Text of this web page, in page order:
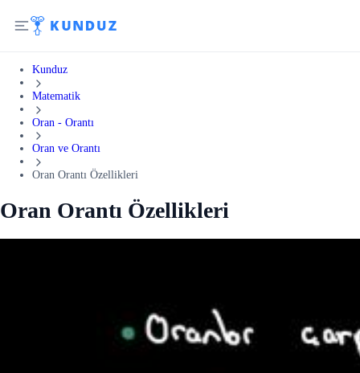
Kunduz
Matematik
Oran - Orantı
Oran ve Orantı
Oran Orantı Özellikleri
Oran Orantı Özellikleri